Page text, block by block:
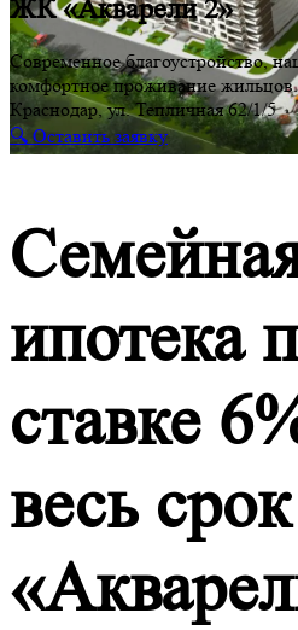
ЖК «Акварели 2»
Современное благоустройство,
комфортное проживание жильцов.
Краснодар, ул. Тепличная 62/1/5
🔍 Оставить заявку
ипотека
ставке
весь